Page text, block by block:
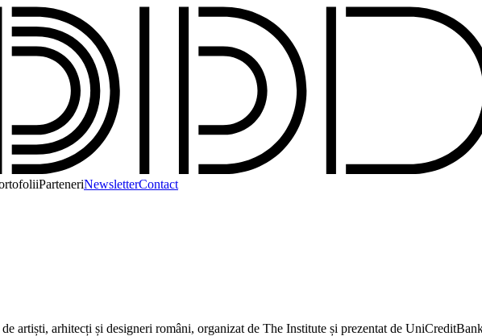
ParteneriNewsletterContact
artiști, arhitecți și designeri români, organizat de The Institute și prezentat de